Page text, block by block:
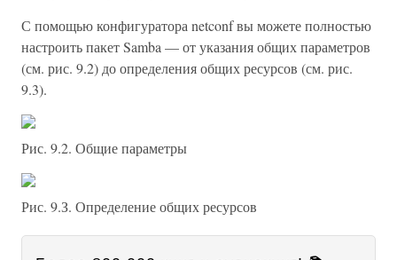
С помощью конфигуратора netconf вы можете полностью
настроить пакет Samba — от указания общих параметров
(см. рис. 9.2) до определения общих ресурсов (см. рис.
9.3).
Рис. 9.2. Общие параметры
Рис. 9.З. Определение общих ресурсов